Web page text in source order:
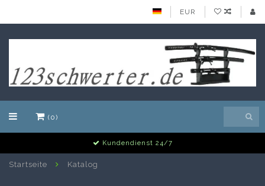
EUR
(0)
Kundendienst 24/7
Startseite Katalog